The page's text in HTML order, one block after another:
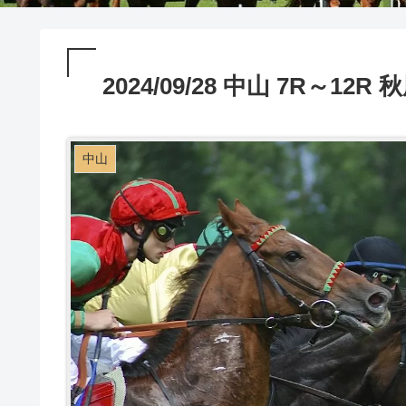
2024/09/28 中山 7R～12R
中山